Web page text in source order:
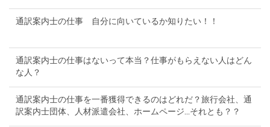
通訳案内士の仕事 自分に向いているか知りたい！！
通訳案内士の仕事はないって本当？仕事がもらえない人はどん
な人？
通訳案内士の仕事を一番獲得できるのはどれだ？旅行会社、通
訳案内士団体、人材派遣会社、ホームページ...それとも？？